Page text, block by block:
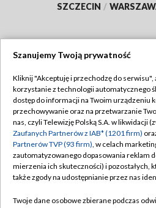
SZCZECIN /
TVP
Abonament TVP
Emisja w TVP
Centrum informacji TVP
Naziemna Telewizja Cyfrowa
Regulamin
Polityka
Moje
Pomoc
Szanujemy Twoją prywatność
Kliknij "Akceptuję i przechodzę do serwisu",
korzystanie z technologii automatycznego
dostęp do informacji na Twoim urządzeniu
przechowywanie oraz na przetwarzanie
nas, czyli Telewizję Polską S.A. w likwidacji
Zaufanych Partnerów z IAB* (1201 firm)
Partnerów TVP (93 firm), w celach
zautomatyzowanego dopasowania reklam
mierzenia ich skuteczności) i pozostałych,
także zgody na udostępnianie przez nas
Twoje dane osobowe zbierane podczas